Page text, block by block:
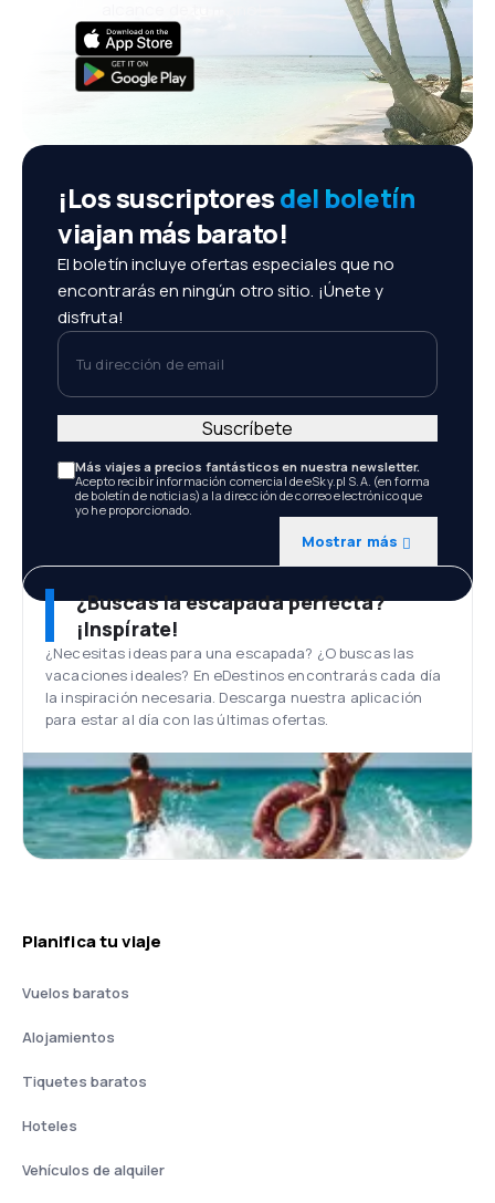
¡Los suscriptoresdel boletín
viajan más barato!
El boletín incluye ofertas especiales que no
encontrarás en ningún otro sitio. ¡Únete y
disfruta!
Tu dirección de email
Más viajes a precios fantásticos en nuestra newsletter.
Acepto recibir información comercial de eSky.pl S.A. (en forma
de boletín de noticias) a la dirección de correo electrónico que
yo he proporcionado.
Mostrar más
Suscríbete
¿Buscas la escapada perfecta?
¡Inspírate!
¿Necesitas ideas para una escapada? ¿O buscas las
vacaciones ideales? En eDestinos encontrarás cada día
la inspiración necesaria. Descarga nuestra aplicación
para estar al día con las últimas ofertas.
Planifica tu viaje
Vuelos baratos
Alojamientos
Tiquetes baratos
Hoteles
Vehículos de alquiler